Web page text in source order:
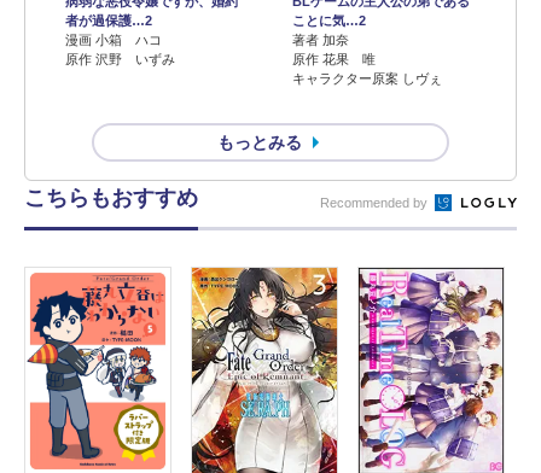
者が過保護…2
漫画 小箱 ハコ
原作 沢野 いずみ
ことに気…2
著者 加奈
原作 花果 唯
キャラクター原案 しヴぇ
もっとみる
こちらもおすすめ Recommended by